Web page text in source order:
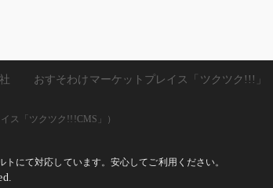
おすそわけマーケットプレイス「ツクツク!!!」
ス「ツクツク!!!CMS」）
にて対応しています。安心してご利用ください。